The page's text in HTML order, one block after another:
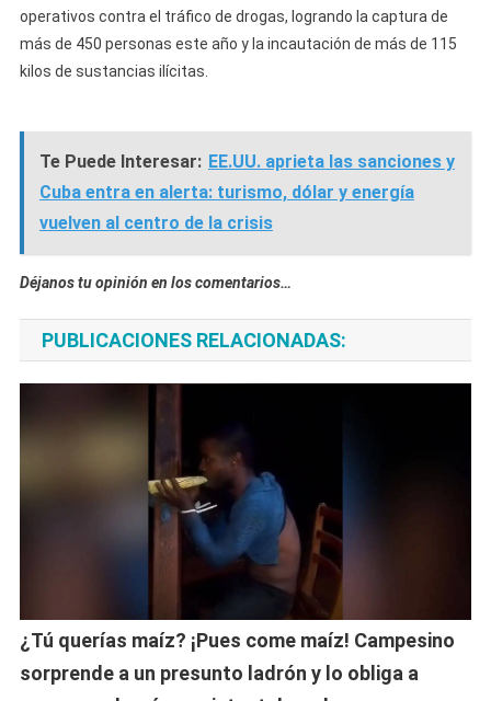
operativos contra el tráfico de drogas, logrando la captura de
más de 450 personas este año y la incautación de más de 115
kilos de sustancias ilícitas.
Te Puede Interesar: EE.UU. aprieta las sanciones y
Cuba entra en alerta: turismo, dólar y energía
vuelven al centro de la crisis
Déjanos tu opinión en los comentarios…
PUBLICACIONES RELACIONADAS:
¿Tú querías maíz? ¡Pues come maíz! Campesino
sorprende a un presunto ladrón y lo obliga a